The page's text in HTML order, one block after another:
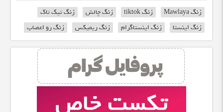
زنگ Mawlaya زنگ tiktok زنگ چالش
زنگ تیک تاک
زنگ اینستا
زنگ اینستاگرام زنگ ریمیکس زنگ رو اعصاب